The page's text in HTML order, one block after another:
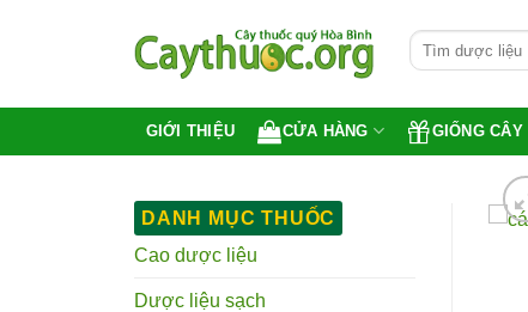
dung
Tìm
kiếm:
GIỚI THIỆU CỬA HÀNG GIỐNG CÂY
DANH MỤC THUỐC
Cao dược liệu
Dược liệu sạch